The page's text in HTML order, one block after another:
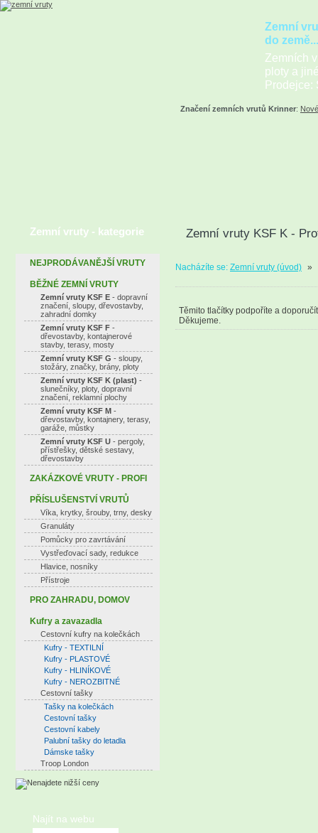
Zemní
do země...
Zemních
ploty a
Prodejce:
Značení zemních vrutů Krinner:
Zemní vruty KSF K -
Nacházíte se: Zemní vruty (úvod) »
Těmito tlačítky podpoříte a
Děkujeme.
Zemní vruty - kategorie
NEJPRODÁVANĚJŠÍ VRUTY
BĚŽNÉ ZEMNÍ VRUTY
Zemní vruty KSF E - dopravní
značení, sloupy, dřevostavby,
zahradní domky
Zemní vruty KSF F -
dřevostavby, kontajnerové
stavby, terasy, mosty
Zemní vruty KSF G - sloupy,
stožáry, značky, brány, ploty
Zemní vruty KSF K (plast) -
slunečníky, ploty, dopravní
značení, reklamní plochy
Zemní vruty KSF M -
dřevostavby, kontajnery, terasy,
garáže, můstky
Zemní vruty KSF U - pergoly,
přístřešky, dětské sestavy,
dřevostavby
ZAKÁZKOVÉ VRUTY - PROFI
PŘÍSLUŠENSTVÍ VRUTŮ
Víka, krytky, šrouby, trny, desky
Granuláty
Pomůcky pro zavrtávání
Vystřeďovací sady, redukce
Hlavice, nosníky
Přístroje
PRO ZAHRADU, DOMOV
Kufry a zavazadla
Cestovní kufry na kolečkách
Kufry - TEXTILNÍ
Kufry - PLASTOVÉ
Kufry - HLINÍKOVÉ
Kufry - NEROZBITNÉ
Cestovní tašky
Tašky na kolečkách
Cestovní tašky
Cestovní kabely
Palubní tašky do letadla
Dámske tašky
Troop London
Najít na webu